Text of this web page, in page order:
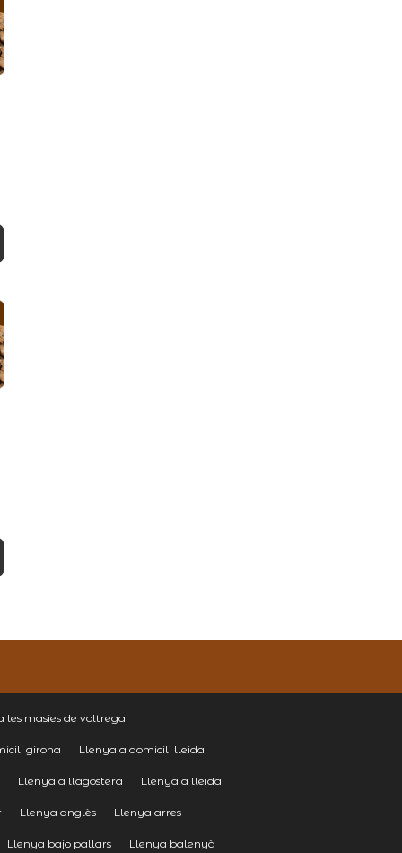
les masies de voltrega
girona Llenya a domicili lleida
Llenya a llagostera Llenya a lleida
Llenya anglès Llenya arres
Llenya bajo pallars Llenya balenyà